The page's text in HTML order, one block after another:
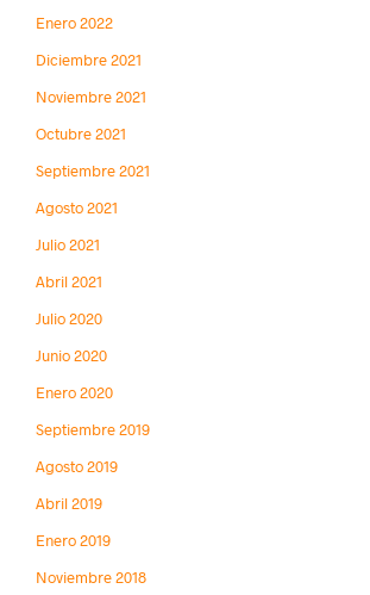
Enero 2022
Diciembre 2021
Noviembre 2021
Octubre 2021
Septiembre 2021
Agosto 2021
Julio 2021
Abril 2021
Julio 2020
Junio 2020
Enero 2020
Septiembre 2019
Agosto 2019
Abril 2019
Enero 2019
Noviembre 2018